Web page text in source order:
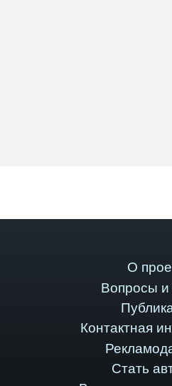
О
Вопросы и
Контактная
Стать